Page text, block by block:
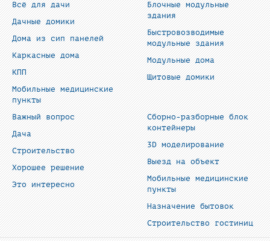
Всё для дачи
Дачные домики
Дома из сип панелей
Каркасные дома
КПП
Мобильные медицинские
пункты
Блочные модульные
здания
Быстровозводимые
модульные здания
Модульные дома
Щитовые домики
Важный вопрос
Дача
Строительство
Хорошее решение
Это интересно
Сборно-разборные блок
контейнеры
3D моделирование
Выезд на объект
Мобильные медицинские
пункты
Назначение бытовок
Строительство гостиниц